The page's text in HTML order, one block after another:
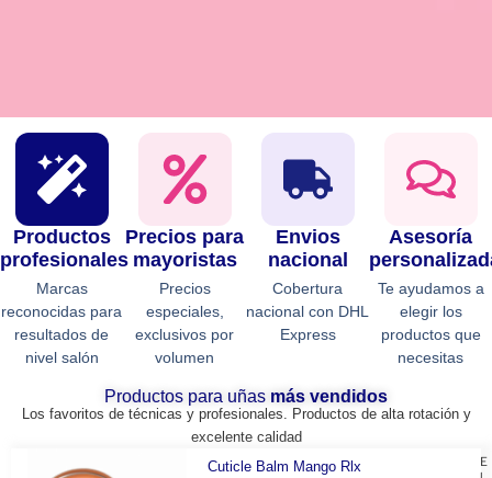
Productos
profesionales
Marcas
reconocidas para
resultados de
nivel salón
Precios para
mayoristas
Precios
especiales,
exclusivos por
volumen
Envios
nacional
Cobertura
nacional con DHL
Express
Asesoría
Te ayudamos a
elegir los
productos que
necesitas
Productos para uñas más vendidos
Los favoritos de técnicas y profesionales. Productos de alta rotación y
excelente calidad
Cuticle Balm Mango Rlx
E